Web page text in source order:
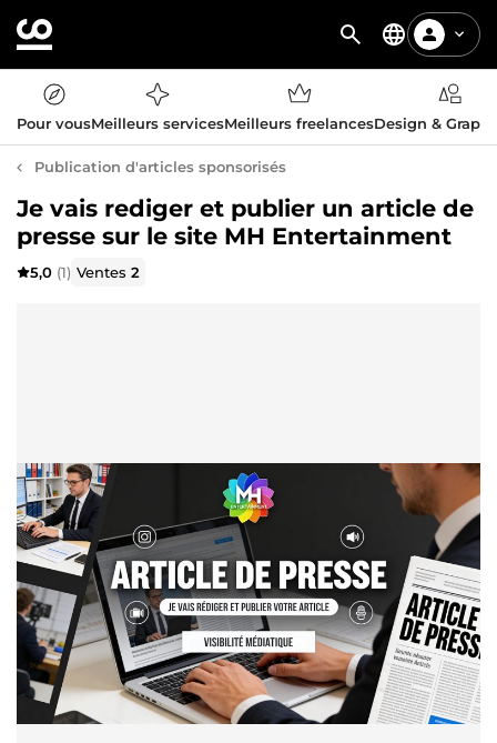
Pour vousMeilleurs servicesMeilleurs freelancesDesign &
Publication d'articles sponsorisés
Je vais rediger et publier un article de
presse sur le site MH Entertainment
5,0 (1) Ventes2